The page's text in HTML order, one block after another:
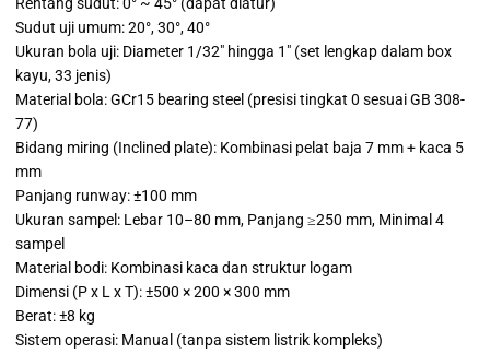
Rentang sudut: 0° ~ 45° (dapat diatur)
Sudut uji umum: 20°, 30°, 40°
Ukuran bola uji: Diameter 1/32″ hingga 1″ (set lengkap dalam box
kayu, 33 jenis)
Material bola: GCr15 bearing steel (presisi tingkat 0 sesuai GB 308-
77)
Bidang miring (Inclined plate): Kombinasi pelat baja 7 mm + kaca 5
mm
Panjang runway: ±100 mm
Ukuran sampel: Lebar 10–80 mm, Panjang ≥250 mm, Minimal 4
sampel
Material bodi: Kombinasi kaca dan struktur logam
Dimensi (P x L x T): ±500 × 200 × 300 mm
Berat: ±8 kg
Sistem operasi: Manual (tanpa sistem listrik kompleks)